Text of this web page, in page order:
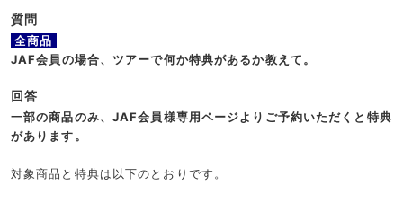
質問
全商品
JAF会員の場合、ツアーで何か特典があるか教えて。
回答
一部の商品のみ、 JAF会員様専用ページよりご予約いただくと 特典
があります。
対象商品と特典は以下のとおりです。